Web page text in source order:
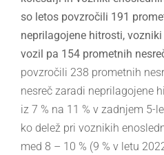
so letos povzročili 191
neprilagojene hitrosti,
vozil pa 154 prometnih
povzročili 238 prometnih
nesreč zaradi neprilagojene
iz 7 % na 11 % v zadnjem 5-
ko delež pri voznikih
med 8 – 10 % (9 % v letu